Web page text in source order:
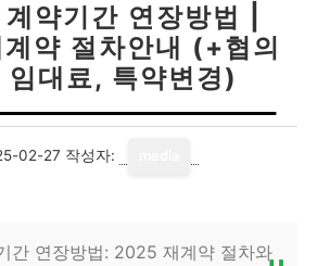
약기간 연장방법 |
약 절차안내 (+협의
임대료, 특약변경)
02-27 작성자:
간 연장방법: 2025 재계약 절차와